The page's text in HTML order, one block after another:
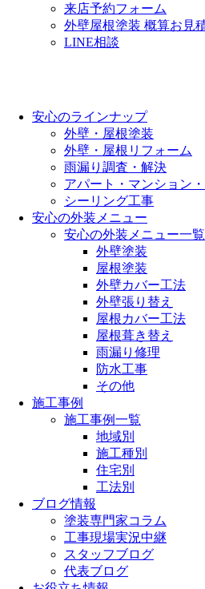
来店予約フォーム
外壁屋根塗装 概算お見
LINE相談
安心のラインナップ
外壁・屋根塗装
外壁・屋根リフォーム
雨漏り調査・解決
アパート・マンション
シーリング工事
安心の外装メニュー
安心の外装メニュー一覧
外壁塗装
屋根塗装
外壁カバー工法
外壁張り替え
屋根カバー工法
屋根葺き替え
雨漏り修理
防水工事
その他
施工事例
施工事例一覧
地域別
施工種別
住宅別
工法別
ブログ情報
塗装専門家コラム
工事現場実況中継
スタッフブログ
代表ブログ